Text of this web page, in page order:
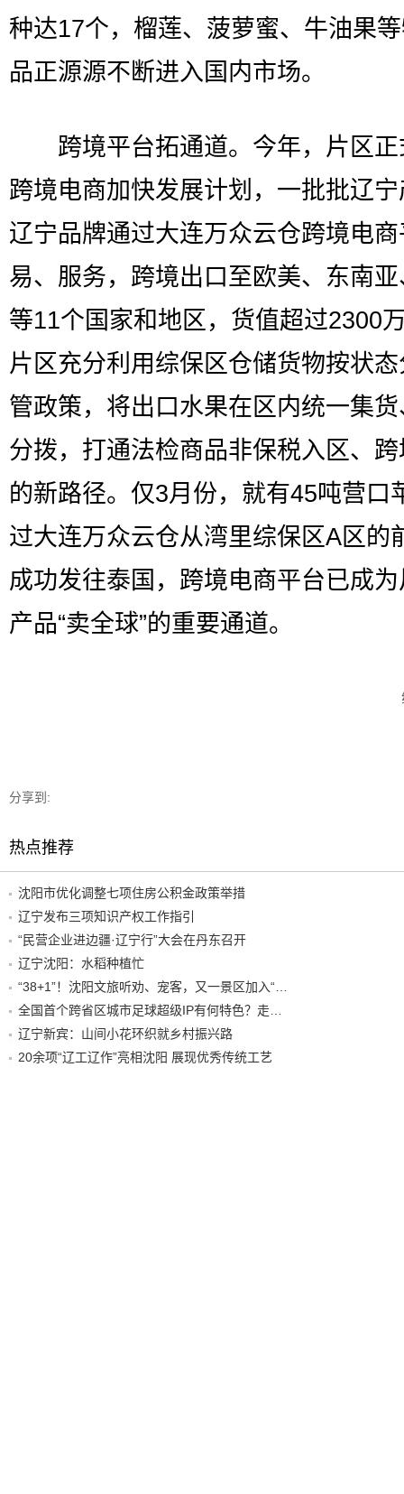
种达17个，榴莲、菠萝蜜、牛油果
品正源源不断进入国内市场。
跨境平台拓通道。今年，片区正
跨境电商加快发展计划，一批批辽
辽宁品牌通过大连万众云仓跨境电
易、服务，跨境出口至欧美、东南
等11个国家和地区，货值超过2300
片区充分利用综保区仓储货物按状
管政策，将出口水果在区内统一集
分拨，打通法检商品非保税入区、
的新路径。仅3月份，就有45吨营口
过大连万众云仓从湾里综保区A区的
成功发往泰国，跨境电商平台已成
产品“卖全球”的重要通道。
分享到:
热点推荐
沈阳市优化调整七项住房公积金政策举措
辽宁发布三项知识产权工作指引
“民营企业进边疆·辽宁行”大会在丹东召开
辽宁沈阳：水稻种植忙
辽宁新宾：山间小花环织就乡村振兴路
20余项“辽工辽作”亮相沈阳 展现优秀传统工艺